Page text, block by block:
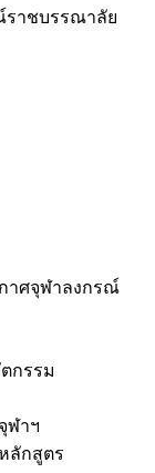
ราชบรรณาลัย
าศจุฬาลงกรณ์
กรรม
ฬาฯ
ลักสูตร